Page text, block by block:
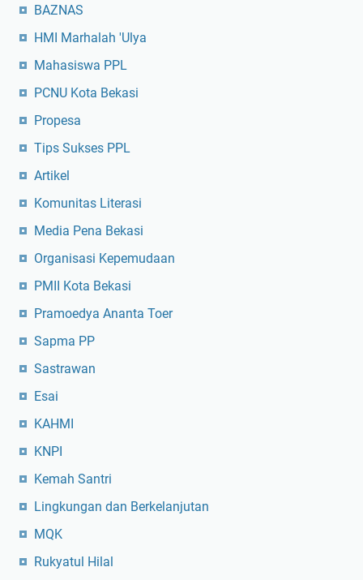
BAZNAS
HMI Marhalah 'Ulya
Mahasiswa PPL
PCNU Kota Bekasi
Propesa
Tips Sukses PPL
Artikel
Komunitas Literasi
Media Pena Bekasi
Organisasi Kepemudaan
PMII Kota Bekasi
Pramoedya Ananta Toer
Sapma PP
Sastrawan
Esai
KAHMI
KNPI
Kemah Santri
Lingkungan dan Berkelanjutan
MQK
Rukyatul Hilal